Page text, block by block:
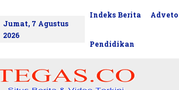
Jumat, 7 Agustus
2026
Indeks Berita
Pendidikan